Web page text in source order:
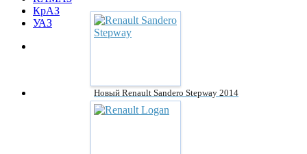
КрАЗ
УАЗ
Новый Renault Sandero Stepway 2014